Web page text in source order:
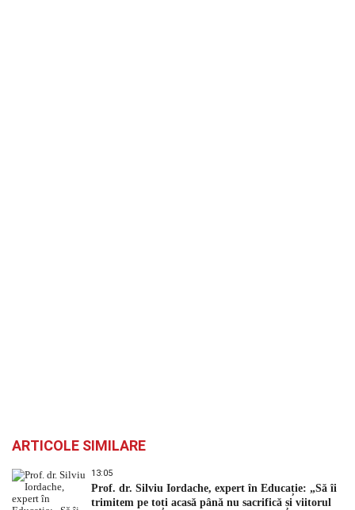
ARTICOLE SIMILARE
13:05
Prof. dr. Silviu Iordache, expert în Educație: „Să îi
trimitem pe toți acasă până nu sacrifică și viitorul